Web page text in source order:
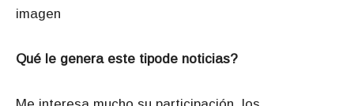
imagen
Qué le genera este tipode noticias?